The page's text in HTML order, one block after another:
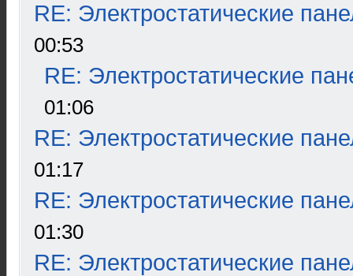
RE: Электростатические
00:53
RE: Электростатические
01:06
RE: Электростатические
01:17
RE: Электростатические
01:30
RE: Электростатические